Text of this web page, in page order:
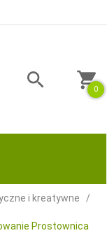
0
i kreatywne
Prostownica